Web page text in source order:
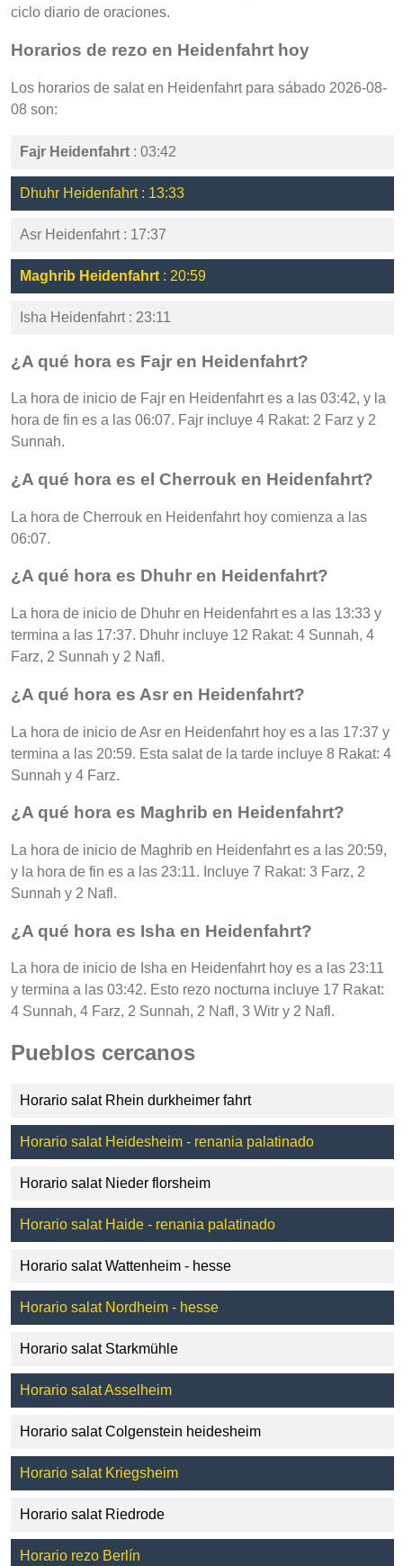
ciclo diario de oraciones.
Horarios de rezo en Heidenfahrt hoy
Los horarios de salat en Heidenfahrt para sábado 2026-08-
08 son:
Fajr Heidenfahrt : 03:42
Dhuhr Heidenfahrt : 13:33
Asr Heidenfahrt : 17:37
Maghrib Heidenfahrt : 20:59
Isha Heidenfahrt : 23:11
¿A qué hora es Fajr en Heidenfahrt?
La hora de inicio de Fajr en Heidenfahrt es a las 03:42, y la
hora de fin es a las 06:07. Fajr incluye 4 Rakat: 2 Farz y 2
Sunnah.
¿A qué hora es el Cherrouk en Heidenfahrt?
La hora de Cherrouk en Heidenfahrt hoy comienza a las
06:07.
¿A qué hora es Dhuhr en Heidenfahrt?
La hora de inicio de Dhuhr en Heidenfahrt es a las 13:33 y
termina a las 17:37. Dhuhr incluye 12 Rakat: 4 Sunnah, 4
Farz, 2 Sunnah y 2 Nafl.
¿A qué hora es Asr en Heidenfahrt?
La hora de inicio de Asr en Heidenfahrt hoy es a las 17:37 y
termina a las 20:59. Esta salat de la tarde incluye 8 Rakat: 4
Sunnah y 4 Farz.
¿A qué hora es Maghrib en Heidenfahrt?
La hora de inicio de Maghrib en Heidenfahrt es a las 20:59,
y la hora de fin es a las 23:11. Incluye 7 Rakat: 3 Farz, 2
Sunnah y 2 Nafl.
¿A qué hora es Isha en Heidenfahrt?
La hora de inicio de Isha en Heidenfahrt hoy es a las 23:11
y termina a las 03:42. Esto rezo nocturna incluye 17 Rakat:
4 Sunnah, 4 Farz, 2 Sunnah, 2 Nafl, 3 Witr y 2 Nafl.
Pueblos cercanos
Horario salat Rhein durkheimer fahrt
Horario salat Heidesheim - renania palatinado
Horario salat Nieder florsheim
Horario salat Haide - renania palatinado
Horario salat Wattenheim - hesse
Horario salat Nordheim - hesse
Horario salat Starkmühle
Horario salat Asselheim
Horario salat Colgenstein heidesheim
Horario salat Kriegsheim
Horario salat Riedrode
Horario rezo Berlín